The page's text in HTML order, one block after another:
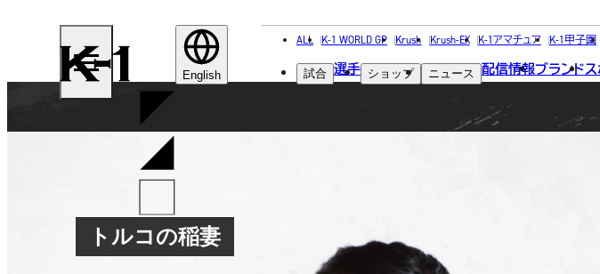
K-
1 English
ALL K-1 WORLD GP Krush Krush-EX K-1アマチュア K-1甲子園
試合 選手 ショップ ニュース 配信情報ブランド
トルコの稲妻